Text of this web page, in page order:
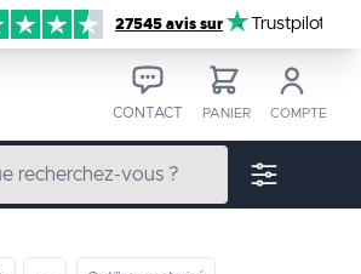
27545 avis sur Trustpilot
CONTACT PANIER COMPTE